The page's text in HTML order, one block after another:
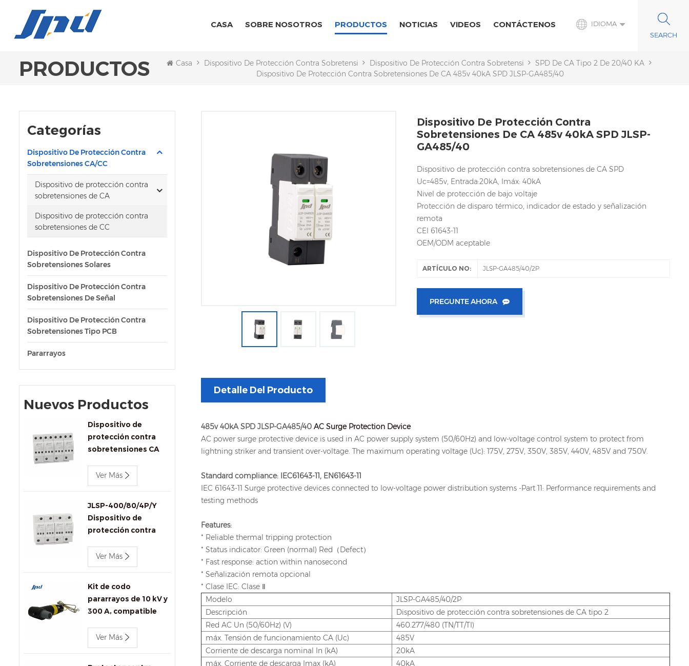
IDIOMA
CASA SOBRE NOSOTROS PRODUCTOS NOTICIAS VIDEOS CONTÁCTENOS
PRODUCTOS Casa Dispositivo De Protección Contra Sobretensiones CA/CCDispositivo De Protección Contra Sobretensiones De CASPD De CA Tipo 2 De 20/40 KA
Dispositivo De Protección Contra Sobretensiones De CA 485v 40kA SPD JLSP-GA485/40
Categorías
Dispositivo De Protección Contra
Sobretensiones CA/CC
Dispositivo de protección contra
sobretensiones de CA
Dispositivo de protección contra
sobretensiones de CC
Dispositivo De Protección Contra
Sobretensiones Solares
Dispositivo De Protección Contra
Sobretensiones De Señal
Dispositivo De Protección Contra
Sobretensiones Tipo PCB
Pararrayos
Nuevos Productos
Dispositivo de
protección contra
sobretensiones CA
400/100/4P de 400 V
y 100 kA
Ver Más
JLSP-400/80/4P/Y
Dispositivo de
protección contra
Jinli de 400 V y 80 kA
con señalización
Ver Más
Kit de codo
pararrayos de 10 kV y
300 A, compatible
transformadores y
conectores.
Ver Más
Dispositivo De Protección Contra
Sobretensiones De CA 485v 40kA SPD JLSP-
GA485/40
Dispositivo de protección contra sobretensiones de CA SPD
Uc=485v, Entrada:20kA, Imáx: 40kA
Nivel de protección de bajo voltaje
Protección de disparo térmico, indicador de estado y señalización
remota
CEI 61643-11
OEM/ODM aceptable
ARTÍCULO NO: JLSP-GA485/40/2P
PREGUNTE AHORA
Detalle Del Producto
485v 40kA SPD JLSP-GA485/40 AC Surge Protection Device
AC power surge protective device is used in AC power supply system (50/60Hz) and low-voltage control system to protect from
lightning striker and transient over-voltage. The maximum operating voltage (Uc): 175V, 275V, 350V, 385V, 440V, 485V and 750V.
Standard compliance: IEC61643-11, EN61643-11
IEC 61643-11 Surge protective devices connected to low-voltage power distribution systems -Part 11: Performance requirements and
testing methods
Features:
* Reliable thermal tripping protection
* Status indicator: Green (normal) Red（Defect）
* Fast response: action within nanosecond
* Señalización remota opcional
* Clase IEC: Clase Ⅱ
Modelo
JLSP-GA485/40/2P
Descripción
Dispositivo de protección contra sobretensiones de CA tipo 2
Red AC Un (50/60Hz) (V)
460.277/480 (TN/TT/TI)
máx. Tensión de funcionamiento CA (Uc)
485V
Corriente de descarga nominal In (kA)
20kA
máx. Corriente de descarga Imax (kA)
40kA